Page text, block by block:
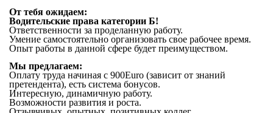
От тебя ожидаем:
Водительские права категории Б!
Ответственности за проделанную работу.
Умение самостоятельно организовать свое рабочее время.
Опыт работы в данной сфере будет преимуществом.
Мы предлагаем:
Оплату труда начиная с 900Euro (зависит от знаний
претендента), есть система бонусов.
Интересную, динамичную работу.
Возможности развития и роста.